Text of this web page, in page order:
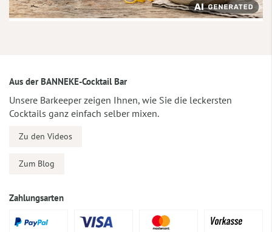
Aus der BANNEKE-Cocktail Bar
Unsere Barkeeper zeigen Ihnen, wie Sie die leckersten
Cocktails ganz einfach selber mixen.
Zu den Videos
Zum Blog
Zahlungsarten